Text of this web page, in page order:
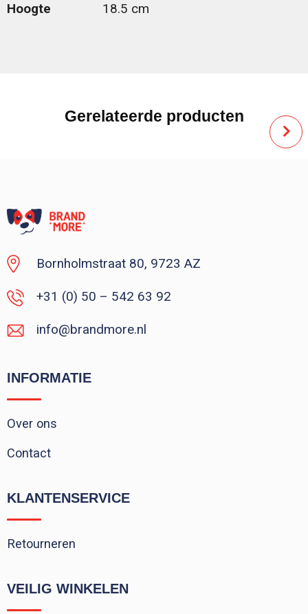
Hoogte 18.5 cm
Gerelateerde producten
Bornholmstraat 80, 9723 AZ
+31 (0) 50 – 542 63 92
info@brandmore.nl
INFORMATIE
Over ons
Contact
KLANTENSERVICE
Retourneren
VEILIG WINKELEN